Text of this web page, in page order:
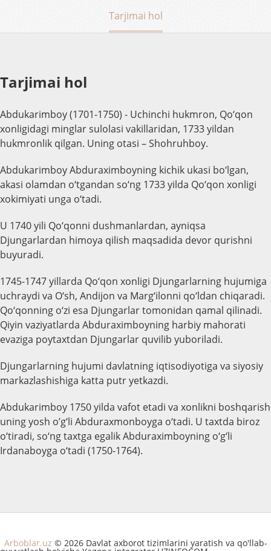
Tarjimai hol
Tarjimai hol
Abdukarimboy (1701-1750) - Uchinchi hukmron, Qo‘qon
xonligidagi minglar sulolasi vakillaridan, 1733 yildan
hukmronlik qilgan. Uning otasi – Shohruhboy.
Abdukarimboy Abduraximboyning kichik ukasi bo‘lgan,
akasi olamdan o‘tgandan so‘ng 1733 yilda Qo‘qon xonligi
xokimiyati unga o‘tadi.
U 1740 yili Qo‘qonni dushmanlardan, ayniqsa
Djungarlardan himoya qilish maqsadida devor qurishni
buyuradi.
1745-1747 yillarda Qo‘qon xonligi Djungarlarning hujumiga
uchraydi va O‘sh, Andijon va Marg‘ilonni qo‘ldan chiqaradi.
Qo‘qonning o‘zi esa Djungarlar tomonidan qamal qilinadi.
Qiyin vaziyatlarda Abduraximboyning harbiy mahorati
evaziga poytaxtdan Djungarlar quvilib yuboriladi.
Djungarlarning hujumi davlatning iqtisodiyotiga va siyosiy
markazlashishiga katta putr yetkazdi.
Abdukarimboy 1750 yilda vafot etadi va xonlikni boshqarish
uning yosh o’g‘li Abduraxmonboyga o‘tadi. U taxtda biroz
o‘tiradi, so‘ng taxtga egalik Abduraximboyning o‘g‘li
Irdanaboyga o‘tadi (1750-1764).
Arboblar.uz © 2026 Davlat axborot tizimlarini yaratish va qo'llab-